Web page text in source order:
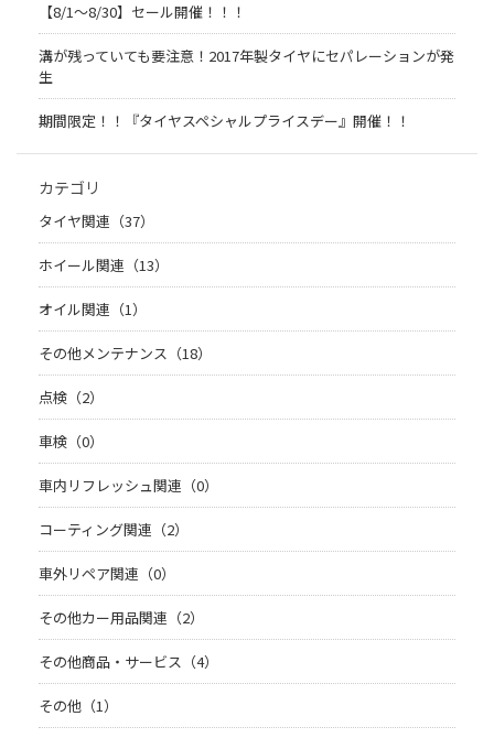
【8/1～8/30】セール開催！！！
溝が残っていても要注意！2017年製タイヤにセパレーションが発
生
期間限定！！『タイヤスペシャルプライスデー』開催！！
カテゴリ
タイヤ関連（37）
ホイール関連（13）
オイル関連（1）
その他メンテナンス（18）
点検（2）
車検（0）
車内リフレッシュ関連（0）
コーティング関連（2）
車外リペア関連（0）
その他カー用品関連（2）
その他商品・サービス（4）
その他（1）